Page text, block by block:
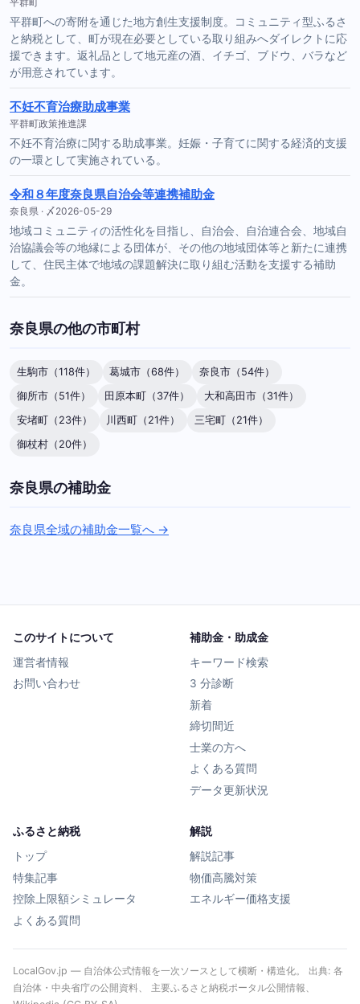
平群町への寄附を通じた地方創生支援制度。コミュニティ型ふるさ
と納税として、町が現在必要としている取り組みへダイレクトに応
援できます。返礼品として地元産の酒、イチゴ、ブドウ、バラなど
が用意されています。
不妊不育治療助成事業
平群町政策推進課
不妊不育治療に関する助成事業。妊娠・子育てに関する経済的支援
の一環として実施されている。
令和８年度奈良県自治会等連携補助金
奈良県 · 〆2026-05-29
地域コミュニティの活性化を目指し、自治会、自治連合会、地域自
治協議会等の地縁による団体が、その他の地域団体等と新たに連携
して、住民主体で地域の課題解決に取り組む活動を支援する補助
金。
奈良県の他の市町村
生駒市（118件） 葛城市（68件）
奈良市（54件）
御所市（51件）
田原本町（37件）
大和高田市（31件）
安堵町（23件）
川西町（21件）
三宅町（21件）
御杖村（20件）
奈良県の補助金
奈良県全域の補助金一覧へ →
このサイトについて
運営者情報
お問い合わせ
補助金・助成金
キーワード検索
3 分診断
新着
締切間近
士業の方へ
よくある質問
データ更新状況
ふるさと納税
トップ
特集記事
控除上限額シミュレータ
よくある質問
解説
解説記事
物価高騰対策
エネルギー価格支援
LocalGov.jp — 自治体公式情報を一次ソースとして横断・構造化。 出典: 各
自治体・中央省庁の公開資料、 主要ふるさと納税ポータル公開情報、